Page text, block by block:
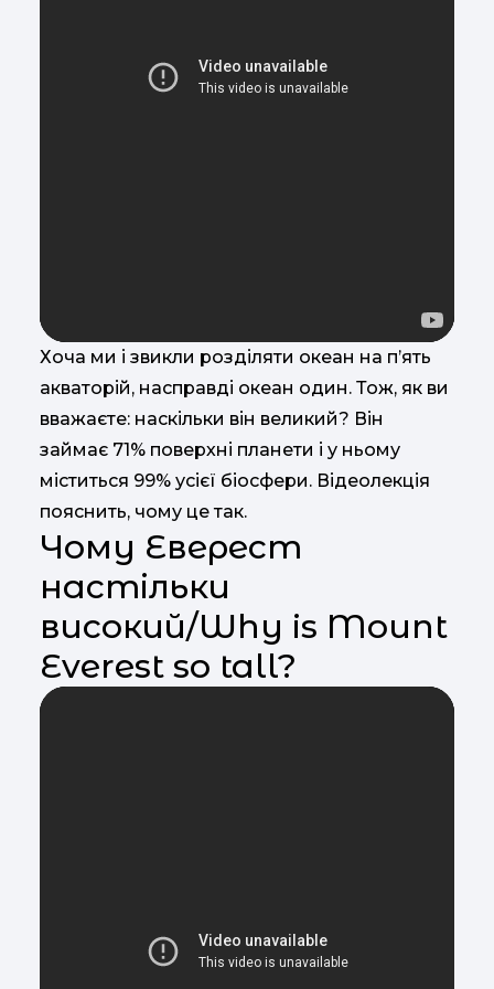
Хоча ми і звикли розділяти океан на п’ять
акваторій, насправді океан один. Тож, як ви
вважаєте: наскільки він великий? Він
займає 71% поверхні планети і у ньому
міститься 99% усієї біосфери. Відеолекція
пояснить, чому це так.
Чому Еверест
настільки
високий/Why is Mount
Everest so tall?